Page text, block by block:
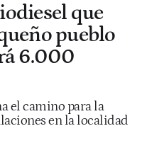
que
pueblo
6.000
el camino para la
en la localidad